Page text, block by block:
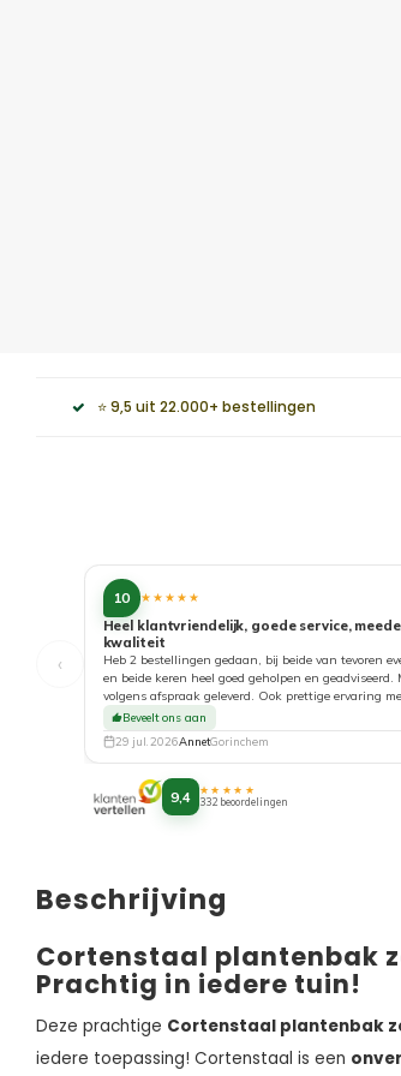
⭐ 9,5 uit 22.000+ bestellingen
‹
10 ★★★★★
Heel klantvriendelijk, goede service,
kwaliteit
Heb 2 bestellingen gedaan, bij beide van tevoren
en beide keren heel goed geholpen en
volgens afspraak geleverd. Ook prettige ervaring
aflevering. Top!
Beveelt ons aan
29 jul. 2026AnnetGorinchem
9,4 ★★★★★
332 beoordelingen
Beschrijving
Cortenstaal plantenbak
Prachtig in iedere tuin!
Deze prachtige Cortenstaal plantenbak
iedere toepassing! Cortenstaal is een